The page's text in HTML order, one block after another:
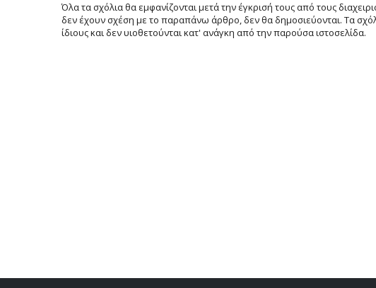
Όλα τα σχόλια θα εμφανίζονται μετά την έγκρισή τους από τους
δεν έχουν σχέση με το παραπάνω άρθρο, δεν θα δημοσιεύονται. Τα
ίδιους και δεν υιοθετούνται κατ' ανάγκη από την παρούσα ιστοσελίδα.